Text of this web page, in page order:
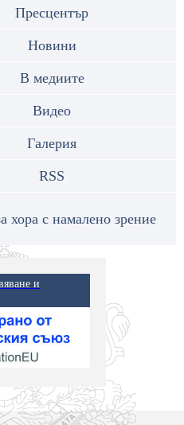
Пресцентър
Новини
В медиите
Видео
Галерия
RSS
хора с намалено зрение
и